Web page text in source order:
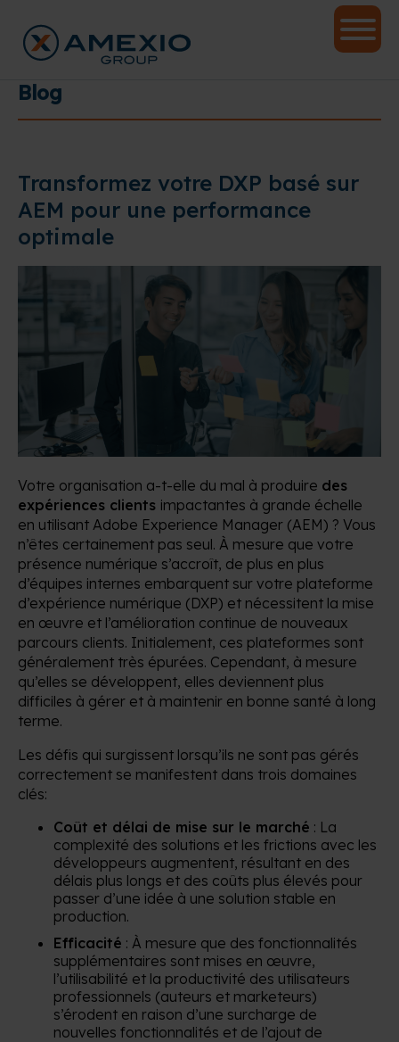
Blog
Transformez votre DXP basé sur
AEM pour une performance
optimale
Votre organisation a-t-elle du mal à produire des
expériences clients impactantes à grande échelle
en utilisant Adobe Experience Manager (AEM) ? Vous
n’êtes certainement pas seul. À mesure que votre
présence numérique s’accroît, de plus en plus
d’équipes internes embarquent sur votre plateforme
d’expérience numérique (DXP) et nécessitent la mise
en œuvre et l’amélioration continue de nouveaux
parcours clients. Initialement, ces plateformes sont
généralement très épurées. Cependant, à mesure
qu’elles se développent, elles deviennent plus
difficiles à gérer et à maintenir en bonne santé à long
terme.
Les défis qui surgissent lorsqu’ils ne sont pas gérés
correctement se manifestent dans trois domaines
clés:
Coût et délai de mise sur le marché : La
complexité des solutions et les frictions avec les
développeurs augmentent, résultant en des
délais plus longs et des coûts plus élevés pour
passer d’une idée à une solution stable en
production.
Efficacité : À mesure que des fonctionnalités
supplémentaires sont mises en œuvre,
l’utilisabilité et la productivité des utilisateurs
professionnels (auteurs et marketeurs)
s’érodent en raison d’une surcharge de
nouvelles fonctionnalités et de l’ajout de